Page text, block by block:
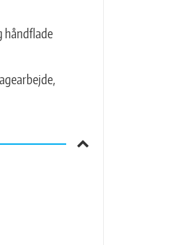
håndflade